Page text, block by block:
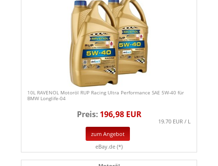
10L RAVENOL Motoröl RUP Racing Ultra Performance SAE 5W-40 für
BMW Longlife-04
Preis: 196,98 EUR
19.70 EUR / L
zum Angebot
eBay.de (*)